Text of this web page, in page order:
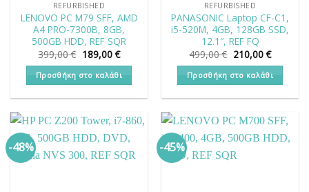
REFURBISHED
LENOVO PC M79 SFF, AMD
A4 PRO-7300B, 8GB,
500GB HDD, REF SQR
399,00€ Original
price
was:
399,00 €.
189,00€Η
τρέχουσα
τιμή
είναι:
189,00 €.
Προσθήκη στο καλάθι
REFURBISHED
PANASONIC Laptop CF-C1,
i5-520M, 4GB, 128GB SSD,
12.1″, REF FQ
499,00€ Original
price
was:
499,00 €.
210,00€Η
τιμή
είναι:
210,00
Προσθήκη στο καλάθι
-48% -45%